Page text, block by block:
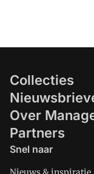
Collecties
Over
Partners
Snel naar